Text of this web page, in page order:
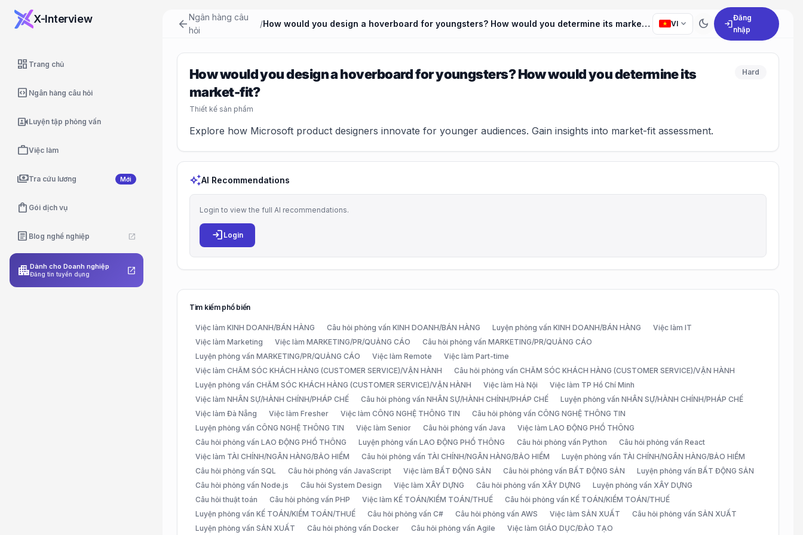
X-Interview
dashboard Trang chủ
code_blocks Ngân hàng câu hỏi
video_camera_frontLuyện tập phỏng vấn
workViệc làm
paymentsTra cứu lương Mới
shopping_bag Gói dịch vụ
article Blog nghề nghiệp open_in_new
apartmentDành cho Doanh nghiệp
Đăng tin tuyển dụng open_in_new
arrow_backNgân hàng câu
hỏi
/ How would you design a hoverboard for youngsters? How would you determine its market-fit? VI expand_more dark_mode login
Đăng
nhập
How would you design a hoverboard for youngsters? How would you determine its
market-fit?
Thiết kế sản phẩm
Hard
Explore how Microsoft product designers innovate for younger audiences. Gain insights into market-fit assessment.
auto_awesomeAI Recommendations
Login to view the full AI recommendations.
login Login
Tìm kiếm phổ biến
Việc làm KINH DOANH/BÁN HÀNG Câu hỏi phỏng vấn KINH DOANH/BÁN HÀNG Luyện phỏng vấn KINH DOANH/BÁN HÀNG
Việc làm IT
Việc làm Marketing
Việc làm MARKETING/PR/QUẢNG CÁO
Câu hỏi phỏng vấn MARKETING/PR/QUẢNG CÁO
Luyện phỏng vấn MARKETING/PR/QUẢNG CÁO
Việc làm Remote
Việc làm Part-time
Việc làm CHĂM SÓC KHÁCH HÀNG (CUSTOMER SERVICE)/VẬN HÀNH
Câu hỏi phỏng vấn CHĂM SÓC KHÁCH HÀNG (CUSTOMER SERVICE)/VẬN HÀNH
Luyện phỏng vấn CHĂM SÓC KHÁCH HÀNG (CUSTOMER SERVICE)/VẬN HÀNH
Việc làm Hà Nội
Việc làm TP Hồ Chí Minh
Việc làm NHÂN SỰ/HÀNH CHÍNH/PHÁP CHẾ
Câu hỏi phỏng vấn NHÂN SỰ/HÀNH CHÍNH/PHÁP CHẾ
Luyện phỏng vấn NHÂN SỰ/HÀNH CHÍNH/PHÁP CHẾ
Việc làm Đà Nẵng
Việc làm Fresher Việc làm CÔNG NGHỆ THÔNG TIN
Câu hỏi phỏng vấn CÔNG NGHỆ THÔNG TIN
Luyện phỏng vấn CÔNG NGHỆ THÔNG TIN
Việc làm Senior Câu hỏi phỏng vấn Java
Việc làm LAO ĐỘNG PHỔ THÔNG
Câu hỏi phỏng vấn LAO ĐỘNG PHỔ THÔNG
Luyện phỏng vấn LAO ĐỘNG PHỔ THÔNG Câu hỏi phỏng vấn Python
Câu hỏi phỏng vấn React
Việc làm TÀI CHÍNH/NGÂN HÀNG/BẢO HIỂM
Câu hỏi phỏng vấn TÀI CHÍNH/NGÂN HÀNG/BẢO HIỂM
Luyện phỏng vấn TÀI CHÍNH/NGÂN HÀNG/BẢO HIỂM
Câu hỏi phỏng vấn SQL
Câu hỏi phỏng vấn JavaScript Việc làm BẤT ĐỘNG SẢN Câu hỏi phỏng vấn BẤT ĐỘNG SẢN
Luyện phỏng vấn BẤT ĐỘNG SẢN
Câu hỏi phỏng vấn Node.js
Câu hỏi System Design Việc làm XÂY DỰNG Câu hỏi phỏng vấn XÂY DỰNG
Luyện phỏng vấn XÂY DỰNG
Câu hỏi thuật toán
Câu hỏi phỏng vấn PHP Việc làm KẾ TOÁN/KIỂM TOÁN/THUẾ
Câu hỏi phỏng vấn KẾ TOÁN/KIỂM TOÁN/THUẾ
Luyện phỏng vấn KẾ TOÁN/KIỂM TOÁN/THUẾ
Câu hỏi phỏng vấn C# Câu hỏi phỏng vấn AWS Việc làm SẢN XUẤT
Câu hỏi phỏng vấn SẢN XUẤT
Luyện phỏng vấn SẢN XUẤT
Câu hỏi phỏng vấn Docker Câu hỏi phỏng vấn Agile Việc làm GIÁO DỤC/ĐÀO TẠO